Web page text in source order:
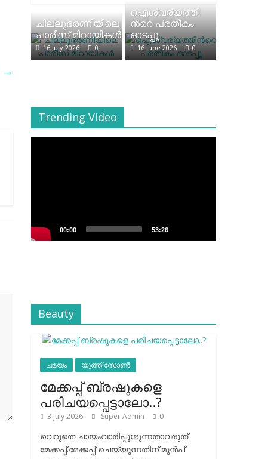
→
ചില്ലുഭരണിയിലെ
പാരീസ് മിഠായികള്‍
16 July 2026 0
ഐശ്വര്യത്തി
ന്‍റെ പ്രതീകം
ഓടപ്പൂ
16 June 2026 0
Trending Video
00:00 53:26
Beauty
ചമയം യൂത്ത് സോൺ
മേക്കപ്പ് ബ്രഷുകളെ
പരിചയപ്പെട്ടാലോ..?
3 July 2026 Super Admin 0
വെറുതെ ചായംവാരിപ്പൂശുന്നതാവരുത്
മേക്കപ്പ്.മേക്കപ്പ് ചെയ്യുന്നതിന് മുന്‍പ്